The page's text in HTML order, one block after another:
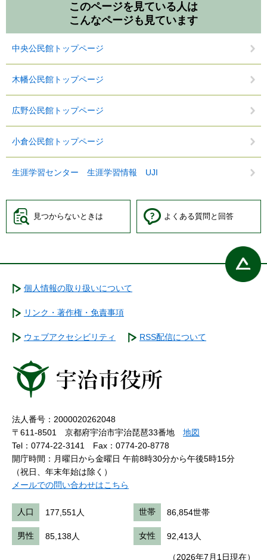
このページを見ている人は
こんなページも見ています
中央公民館トップページ
木幡公民館トップページ
広野公民館トップページ
小倉公民館トップページ
生涯学習センター 生涯学習情報 UJI
見つからないときは よくある質問と回答
個人情報の取り扱いについて
リンク・著作権・免責事項
ウェブアクセシビリティ RSS配信について
法人番号：2000020262048
〒611-8501 京都府宇治市宇治琵琶33番地 地図
Tel：0774-22-3141
Fax：0774-20-8778
開庁時間：月曜日から金曜日 午前8時30分から午後5時15分
（祝日、年末年始は除く）
メールでの問い合わせはこちら
人口 177,551人 世帯 86,854世帯
男性 85,138人 女性 92,413人
（2026年7月1日現在）